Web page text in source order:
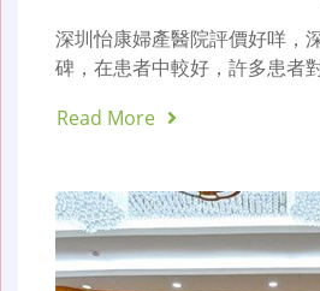
深圳怡康婦產醫院評價好咩，
碑，在患者中較好，許多患
Read More